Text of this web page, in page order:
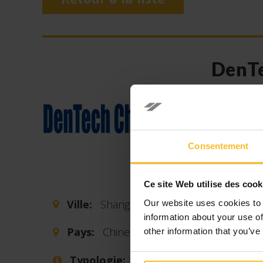
Consentement
Ce site Web utilise des
Our website uses cookies
information about your use
other information that
Ville:
Shanghai
Pays:
Chine
Typologie:
Salon
DenTech
pour le
les
dentistes
pointe,
qualité-